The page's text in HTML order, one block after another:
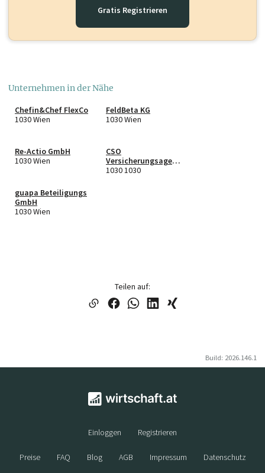
Gratis Registrieren
Unternehmen in der Nähe
Chefin&Chef FlexCo
1030 Wien
FeldBeta KG
1030 Wien
Re-Actio GmbH
1030 Wien
CSO
Versicherungsagent
ur e.U.
1030 1030
guapa Beteiligungs
GmbH
1030 Wien
Teilen auf:
Build: 2026.146.1
Einloggen Registrieren
Preise FAQ Blog AGB Impressum
Datenschutz